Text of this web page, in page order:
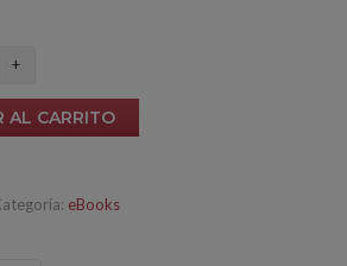
AL CARRITO
eBooks